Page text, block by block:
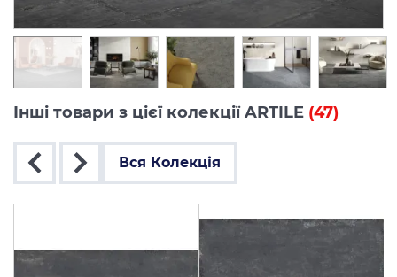
Інші товари з цієї колекції ARTILE (47)
Вся Колекція